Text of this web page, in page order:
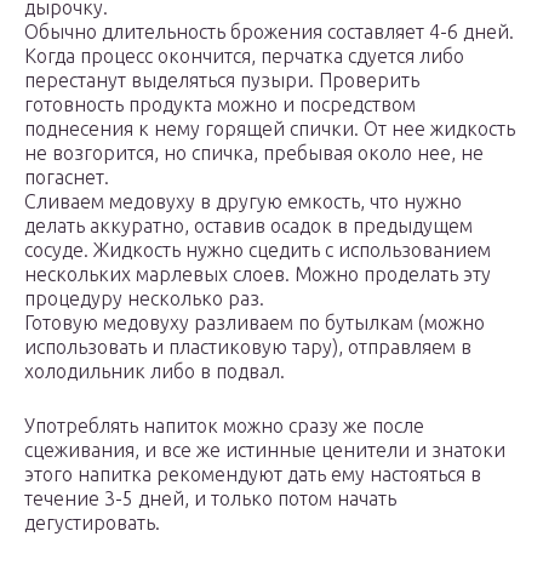
дырочку.
Обычно длительность брожения составляет 4-6 дней.
Когда процесс окончится, перчатка сдуется либо
перестанут выделяться пузыри. Проверить
готовность продукта можно и посредством
поднесения к нему горящей спички. От нее жидкость
не возгорится, но спичка, пребывая около нее, не
погаснет.
Сливаем медовуху в другую емкость, что нужно
делать аккуратно, оставив осадок в предыдущем
сосуде. Жидкость нужно сцедить с использованием
нескольких марлевых слоев. Можно проделать эту
процедуру несколько раз.
Готовую медовуху разливаем по бутылкам (можно
использовать и пластиковую тару), отправляем в
холодильник либо в подвал.
Употреблять напиток можно сразу же после
сцеживания, и все же истинные ценители и знатоки
этого напитка рекомендуют дать ему настояться в
течение 3-5 дней, и только потом начать
дегустировать.